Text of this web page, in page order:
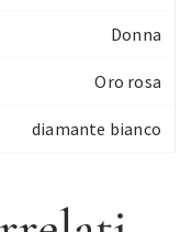
Donna
Oro rosa
diamante bianco